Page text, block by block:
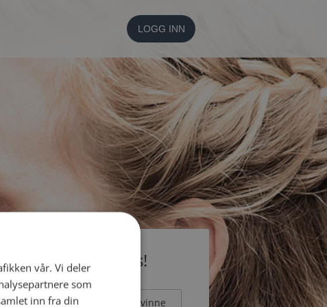
LOGG INN
Bli medlem gratis!
en: Mann Kvinne
vår. Vi deler
som
inn fra din